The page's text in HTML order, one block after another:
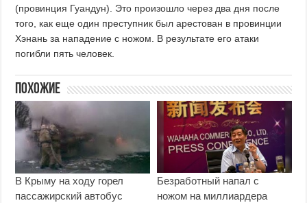
(провинция Гуандун). Это произошло через два дня после
того, как еще один преступник был арестован в провинции
Хэнань за нападение с ножом. В результате его атаки
погибли пять человек.
Похожие
В Крыму на ходу горел
пассажирский автобус
Безработный напал с
ножом на миллиардера